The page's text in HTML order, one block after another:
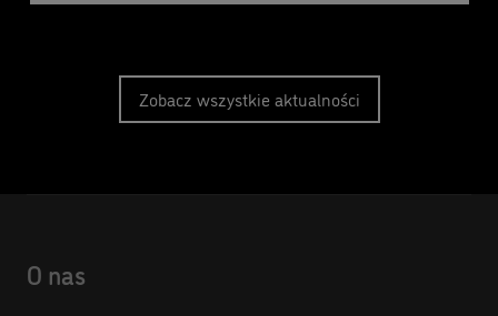
Zobacz wszystkie aktualności
O nas